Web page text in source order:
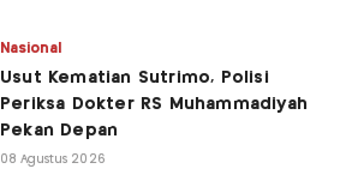
Nasional
Usut Kematian Sutrimo, Polisi
Periksa Dokter RS Muhammadiyah
Pekan Depan
08 Agustus 2026